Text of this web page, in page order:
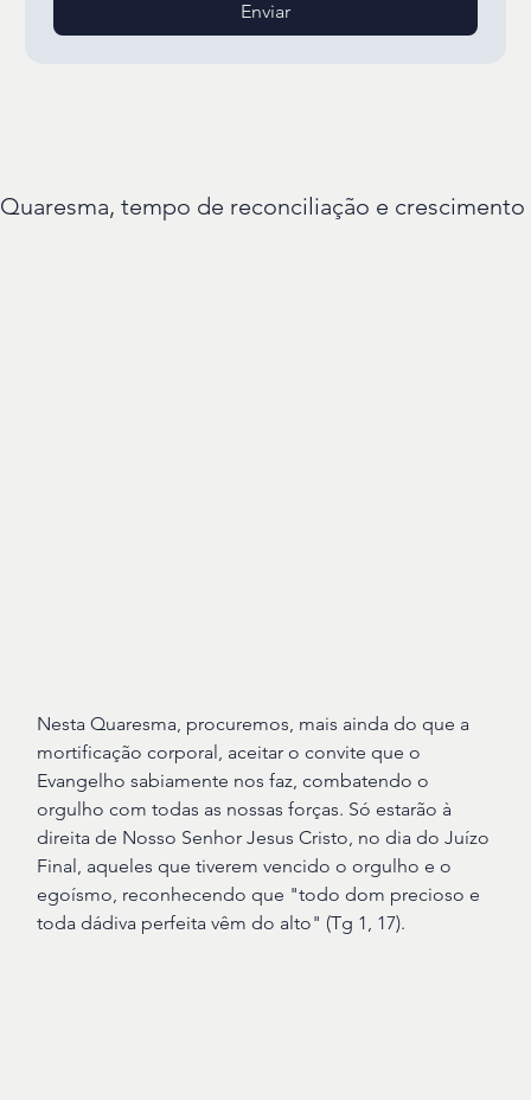
Enviar
Quaresma, tempo de reconciliação e
Nesta Quaresma, procuremos, mais ainda do que a
mortificação corporal, aceitar o convite que o
Evangelho sabiamente nos faz, combatendo o
orgulho com todas as nossas forças. Só estarão à
direita de Nosso Senhor Jesus Cristo, no dia do Juízo
Final, aqueles que tiverem vencido o orgulho e o
egoísmo, reconhecendo que "todo dom precioso e
toda dádiva perfeita vêm do alto" (Tg 1, 17).